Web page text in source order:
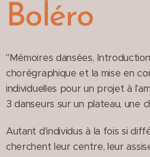
Boléro
"Mémoires dansées,
chorégraphique et la mise en
individuelles pour un projet à
3 danseurs sur un plateau, une
Autant d'individus à la fois si
cherchent leur centre, leur